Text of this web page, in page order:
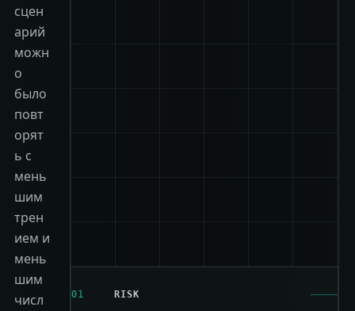
сцен
арий
можн
о
было
повт
орят
ь с
мень
шим
трен
ием и
мень
шим
числ
01 RISK